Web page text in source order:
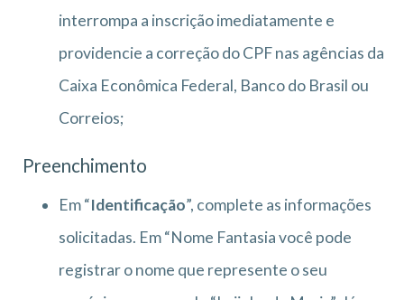
interrompa a inscrição imediatamente e
providencie a correção do CPF nas agências da
Caixa Econômica Federal, Banco do Brasil ou
Correios;
Preenchimento
Em “Identificação”, complete as informações
solicitadas. Em “Nome Fantasia você pode
registrar o nome que represente o seu